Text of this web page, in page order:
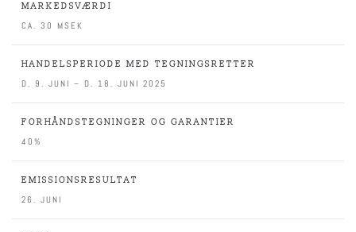
MARKEDSVÆRDI
CA. 30 MSEK
HANDELSPERIODE MED TEGNINGSRETTER
D. 9. JUNI – D. 18. JUNI 2025
FORHÅNDSTEGNINGER OG GARANTIER
40%
EMISSIONSRESULTAT
26. JUNI